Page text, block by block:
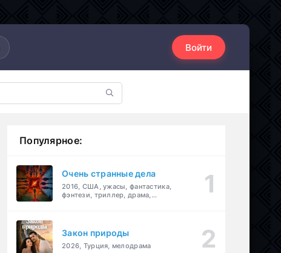
Войти
Популярное:
Очень странные дела
2016, США, ужасы, фантастика,
фэнтези, триллер, драма,
Закон природы
2026, Турция, мелодрама